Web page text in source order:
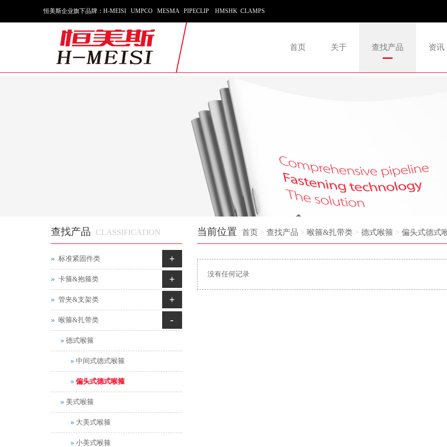
恒美斯企业旗下品牌：H-MEISI UMPCO MESMA PIPECLIP HMSHK CLAMPS
首页 关于 查找产品 资讯
当前位置 首页> 查找产品 > 喉箍&扎带类> 德式喉箍 > 偏头式德式
没有任何记录
查找产品 CLASSIFICATION
标准紧固件类 +
卡箍&抱箍类 +
管夹&支架类 +
喉箍&扎带类 -
德式喉箍
中间式德式喉箍
偏头式德式喉箍
美式喉箍
大美式喉箍
小美式喉箍